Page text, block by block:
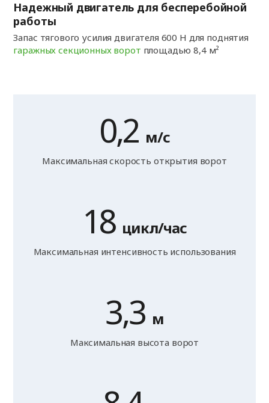
Надежный двигатель для бесперебойной
работы
Запас тягового усилия двигателя 600 Н для поднятия
гаражных секционных ворот площадью 8,4 м²
0,2 м/с
Максимальная скорость открытия ворот
18 цикл/час
Максимальная интенсивность использования
3,3 м
Максимальная высота ворот